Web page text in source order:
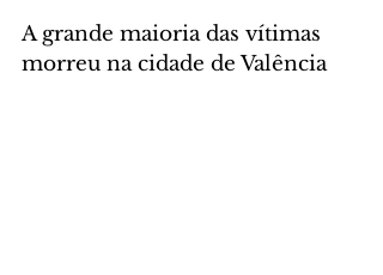
A grande maioria das vítimas
morreu na cidade de Valência